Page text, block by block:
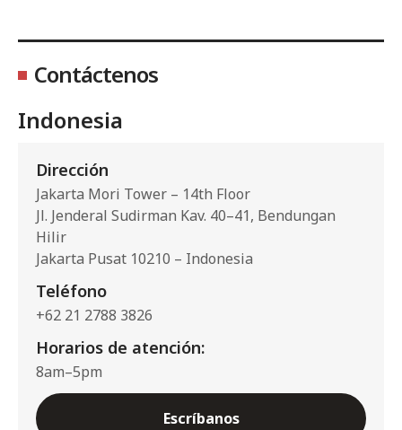
Contáctenos
Indonesia
Dirección
Jakarta Mori Tower – 14th Floor
Jl. Jenderal Sudirman Kav. 40–41, Bendungan
Hilir
Jakarta Pusat 10210 – Indonesia
Teléfono
+62 21 2788 3826
Horarios de atención:
8am–5pm
Escríbanos